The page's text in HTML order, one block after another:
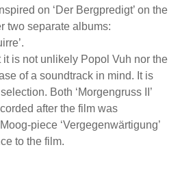
on ‘Der Bergpredigt’ on the
two separate albums:
is not unlikely Popol Vuh nor the
of a soundtrack in mind. It is
Both ‘Morgengruss II’
after the film was
piece ‘Vergegenwärtigung’
to the film.